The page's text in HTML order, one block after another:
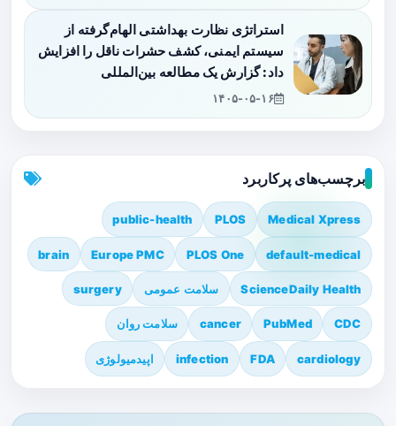
استراتژی نظارت بهداشتی الهام‌گرفته از
سیستم ایمنی، کشف حشرات ناقل را افزایش
داد: گزارش یک مطالعه بین‌المللی
۱۴۰۵-۰۵-۱۶
برچسب‌های پرکاربرد
Medical Xpress
PLOS
public-health
default-medical
PLOS One
Europe PMC
brain
ScienceDaily Health سلامت عمومی surgery
CDC
PubMed
cancer سلامت روان
cardiology
FDA
infection اپیدمیولوژی